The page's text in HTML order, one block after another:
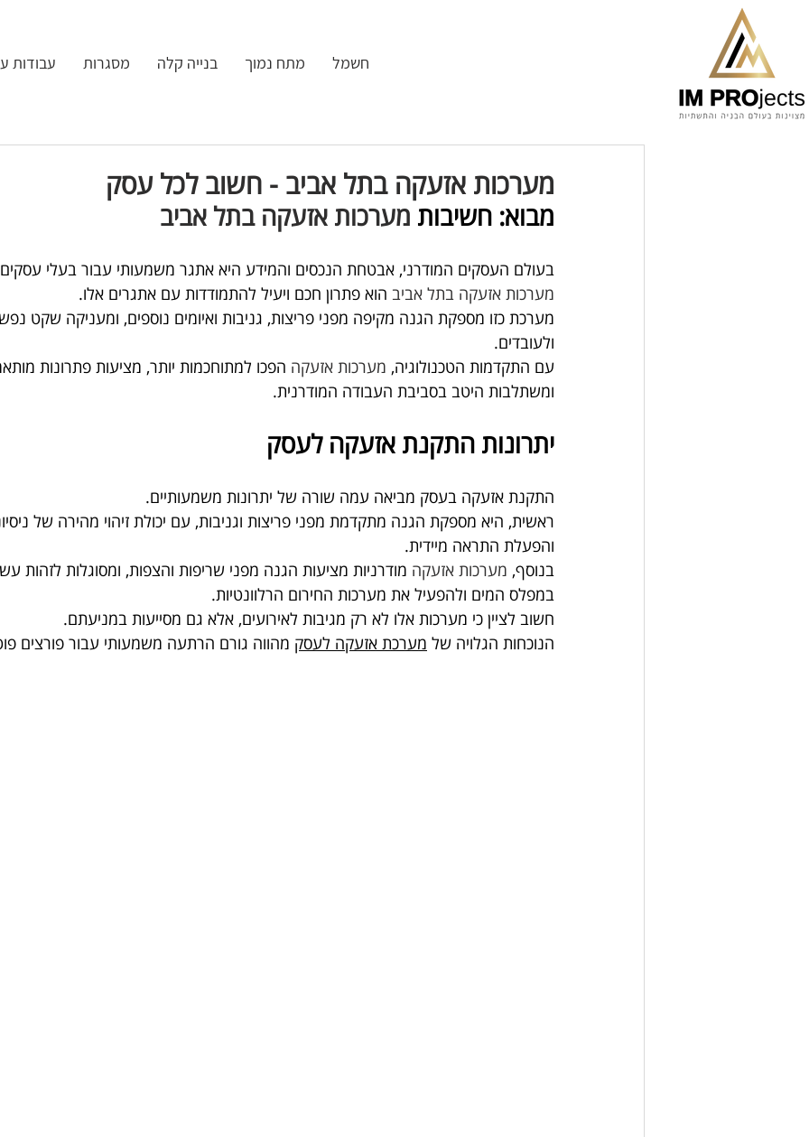
חשמל מתח נמוך בנייה קלה מסגרות עבודות
מערכות אזעקה בתל אביב - חשוב לכל עסק
מבוא: חשיבות מערכות אזעקה בתל אביב
בעולם העסקים המודרני, אבטחת הנכסים והמידע היא אתגר משמעותי עבור בעלי
מערכות אזעקה בתל אביב הוא פתרון חכם ויעיל להתמודדות עם אתגרים אלו.
מערכת כזו מספקת הגנה מקיפה מפני פריצות, גניבות ואיומים נוספים, ומעניקה שקט
ולעובדים.
עם התקדמות הטכנולוגיה, מערכות אזעקה הפכו למתוחכמות יותר, מציעות פתרונות
ומשתלבות היטב בסביבת העבודה המודרנית.
יתרונות התקנת אזעקה לעסק
התקנת אזעקה בעסק מביאה עמה שורה של יתרונות משמעותיים.
ראשית, היא מספקת הגנה מתקדמת מפני פריצות וגניבות, עם יכולת זיהוי מהירה של
והפעלת התראה מיידית.
בנוסף, מערכות אזעקה מודרניות מציעות הגנה מפני שריפות והצפות, ומסוגלות לזהות
במפלס המים ולהפעיל את מערכות החירום הרלוונטיות.
חשוב לציין כי מערכות אלו לא רק מגיבות לאירועים, אלא גם מסייעות במניעתם.
הנוכחות הגלויה של מערכת אזעקה לעסק מהווה גורם הרתעה משמעותי עבור פורצים